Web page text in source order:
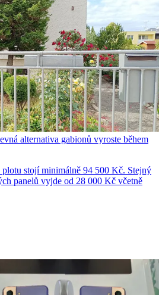
alternativa gabionů vyroste během
plotu stojí minimálně 94 500 Kč. Stejný
panelů vyjde od 28 000 Kč včetně